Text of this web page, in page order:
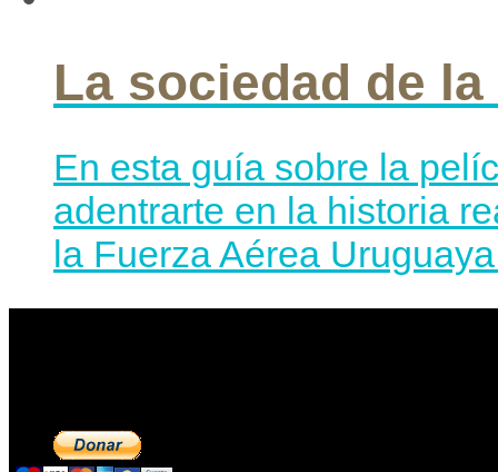
La sociedad de la
En esta guía sobre la
adentrarte en la historia
la Fuerza Aérea